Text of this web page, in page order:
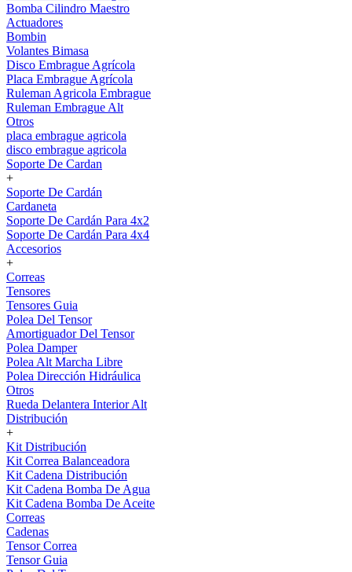
Bomba Cilindro Maestro
Actuadores
Bombin
Volantes Bimasa
Disco Embrague Agrícola
Placa Embrague Agrícola
Ruleman Agricola Embrague
Ruleman Embrague Alt
Otros
placa embrague agricola
disco embrague agricola
Soporte De Cardan
+
Soporte De Cardán
Cardaneta
Soporte De Cardán Para 4x2
Soporte De Cardán Para 4x4
Accesorios
+
Correas
Tensores
Tensores Guia
Polea Del Tensor
Amortiguador Del Tensor
Polea Damper
Polea Alt Marcha Libre
Polea Dirección Hidráulica
Otros
Rueda Delantera Interior Alt
Distribución
+
Kit Distribución
Kit Correa Balanceadora
Kit Cadena Distribución
Kit Cadena Bomba De Agua
Kit Cadena Bomba De Aceite
Correas
Cadenas
Tensor Correa
Tensor Guia